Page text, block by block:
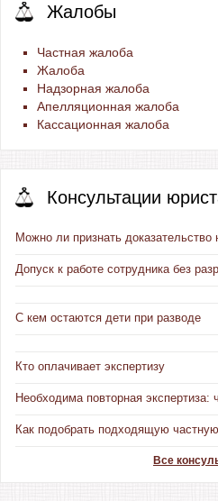
Жалобы
Частная жалоба
Жалоба
Надзорная жалоба
Апелляционная жалоба
Кассационная жалоба
Консультации
Можно ли признать доказательство
Допуск к работе сотрудника без
С кем остаются дети при разводе
Кто оплачивает экспертизу
Необходима повторная экспертиза:
Как подобрать подходящую
Все